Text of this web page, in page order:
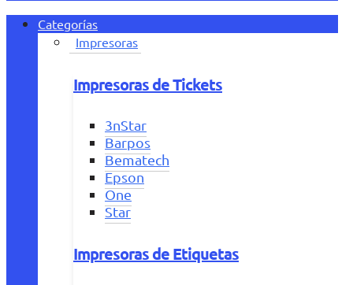
Categorías
Impresoras
Impresoras de Tickets
3nStar
Barpos
Bematech
Epson
One
Star
Impresoras de Etiquetas